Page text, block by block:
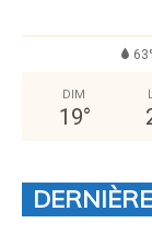
DIM
19°